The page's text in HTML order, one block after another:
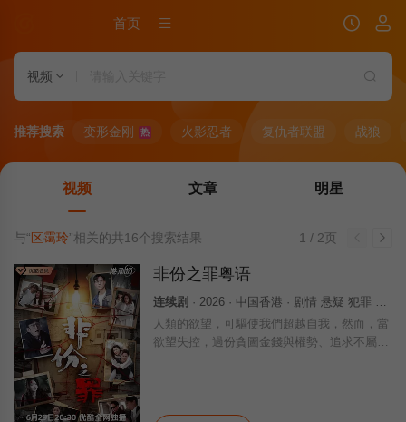
首页
视频
推荐搜索 变形金刚 热 火影忍者 复仇者联盟 战狼
视频 文章 明星
1 / 2页
与“区霭玲”相关的共16个搜索结果
非份之罪粤语
连续剧 · 2026 · 中国香港 · 剧情 悬疑 犯罪 香港
人類的欲望，可驅使我們超越自我，然而，當
欲望失控，過份貪圖金錢與權勢、追求不屬於
括